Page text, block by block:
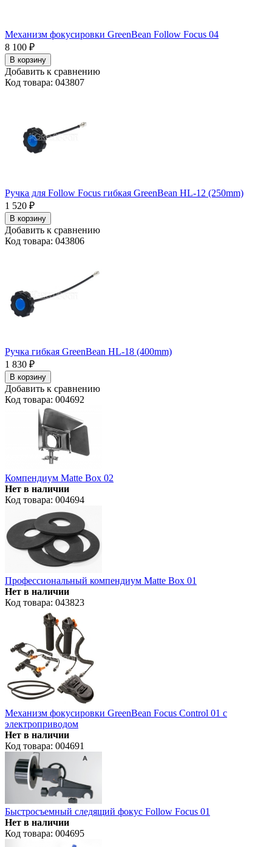
Механизм фокусировки GreenBean Follow Focus 04
8 100 ₽
В корзину
Добавить к сравнению
Код товара: 043807
Ручка для Follow Focus гибкая GreenBean HL-12 (250mm)
1 520 ₽
В корзину
Добавить к сравнению
Код товара: 043806
Ручка гибкая GreenBean HL-18 (400mm)
1 830 ₽
В корзину
Добавить к сравнению
Код товара: 004692
Компендиум Matte Box 02
Нет в наличии
Код товара: 004694
Профессиональный компендиум Matte Box 01
Нет в наличии
Код товара: 043823
Механизм фокусировки GreenBean Focus Control 01 с
электроприводом
Нет в наличии
Код товара: 004691
Быстросъемный следящий фокус Follow Focus 01
Нет в наличии
Код товара: 004695